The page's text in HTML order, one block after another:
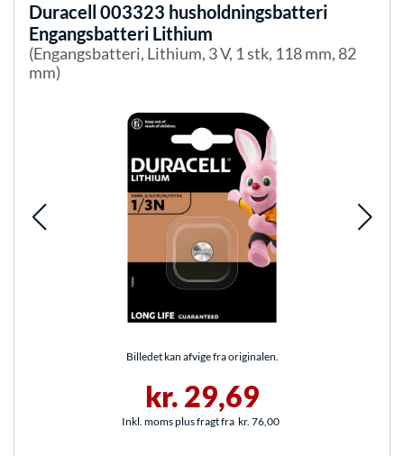
Duracell 003323 husholdningsbatteri
Engangsbatteri Lithium
(Engangsbatteri, Lithium, 3 V, 1 stk, 118 mm, 82
mm)
Billedet kan afvige fra originalen.
kr. 29,69
Inkl. moms plus fragt fra kr. 76,00